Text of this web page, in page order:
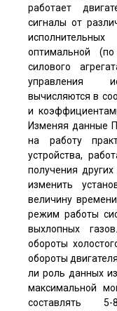
работает
сигналы от
оптимальной
силового
управления
вычисляются в
и
Изменяя данные
на работу
устройства,
получения
изменить
величину
режим работы
выхлопных
обороты
обороты
ли роль данных
максимальной
составлять